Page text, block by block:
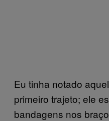
Eu tinha notado
primeiro trajeto; ele
bandagens nos